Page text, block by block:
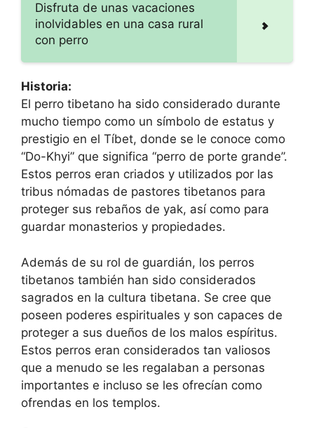
Disfruta de unas vacaciones
inolvidables en una casa rural
con perro
Historia:
El perro tibetano ha sido considerado durante
mucho tiempo como un símbolo de estatus y
prestigio en el Tíbet, donde se le conoce como
“Do-Khyi” que significa “perro de porte grande”.
Estos perros eran criados y utilizados por las
tribus nómadas de pastores tibetanos para
proteger sus rebaños de yak, así como para
guardar monasterios y propiedades.
Además de su rol de guardián, los perros
tibetanos también han sido considerados
sagrados en la cultura tibetana. Se cree que
poseen poderes espirituales y son capaces de
proteger a sus dueños de los malos espíritus.
Estos perros eran considerados tan valiosos
que a menudo se les regalaban a personas
importantes e incluso se les ofrecían como
ofrendas en los templos.